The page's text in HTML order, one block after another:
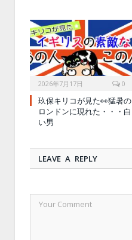
2026年7月17日 0
玖保キリコが見た👀猛暑の
ロンドンに現れた・・・白
い男
LEAVE A REPLY